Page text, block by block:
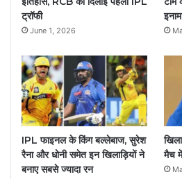
ट्रॉफी
June 1, 2026
इनाम
IPL फाइनल के किंग बल्लेबाज, सुरेश
रैना और धोनी समेत इन खिलाड़ियों ने
बनाए सबसे ज्यादा रन
मैच